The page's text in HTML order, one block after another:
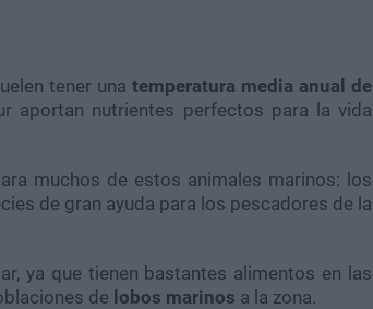
tener una temperatura media anual de
aportan nutrientes perfectos para la vida
muchos de estos animales marinos: los
de gran ayuda para los pescadores de la
ya que tienen bastantes alimentos en las
de lobos marinos a la zona.